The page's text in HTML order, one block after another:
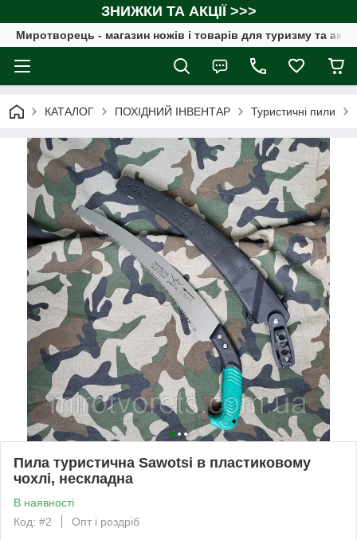
ЗНИЖКИ ТА АКЦІЇ >>>
Миротворець - магазин ножів і товарів для туризму та
КАТАЛОГ ПОХІДНИЙ ІНВЕНТАР Туристичні пили
Пила туристична Sawotsi в пластиковому
чохлі, нескладна
В наявності
Код: #2
Опт і роздріб